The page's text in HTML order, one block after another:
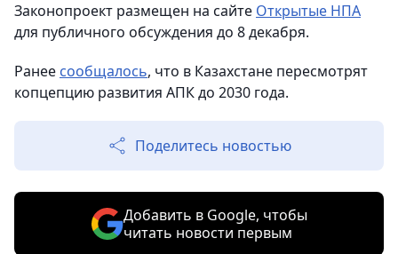
Законопроект размещен на сайте Открытые НПА
для публичного обсуждения до 8 декабря.
Ранее сообщалось, что в Казахстане пересмотрят
копцепцию развития АПК до 2030 года.
Поделитесь новостью
Добавить в Google, чтобы
читать новости первым